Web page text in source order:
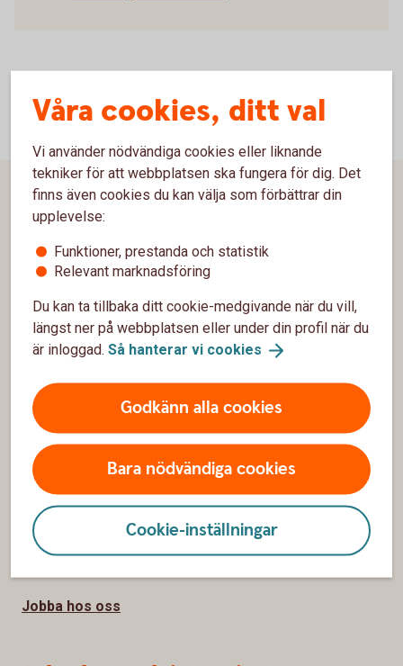
Våra cookies, ditt val
Vi använder nödvändiga cookies eller liknande
tekniker för att webbplatsen ska fungera för dig. Det
finns även cookies du kan välja som förbättrar din
upplevelse:
Funktioner, prestanda och statistik
Relevant marknadsföring
Du kan ta tillbaka ditt cookie-medgivande när du vill,
längst ner på webbplatsen eller under din profil när du
är inloggad. Så hanterar vi cookies
Godkänn alla cookies
Bara nödvändiga cookies
Cookie-inställningar
Sidfot
Hitta snabbt
Kontakta oss
Bli kund
Priser, räntor och kurser
Om oss
Om Sölvesborg-Mjällby Sparbank
Hållbarhet
Samhällsengagemang
Jobba hos oss